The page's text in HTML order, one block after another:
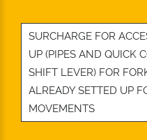
SURCHARGE FOR
UP (PIPES AND QUICK
SHIFT LEVER) FOR
ALREADY SETTED UP
MOVEMENTS